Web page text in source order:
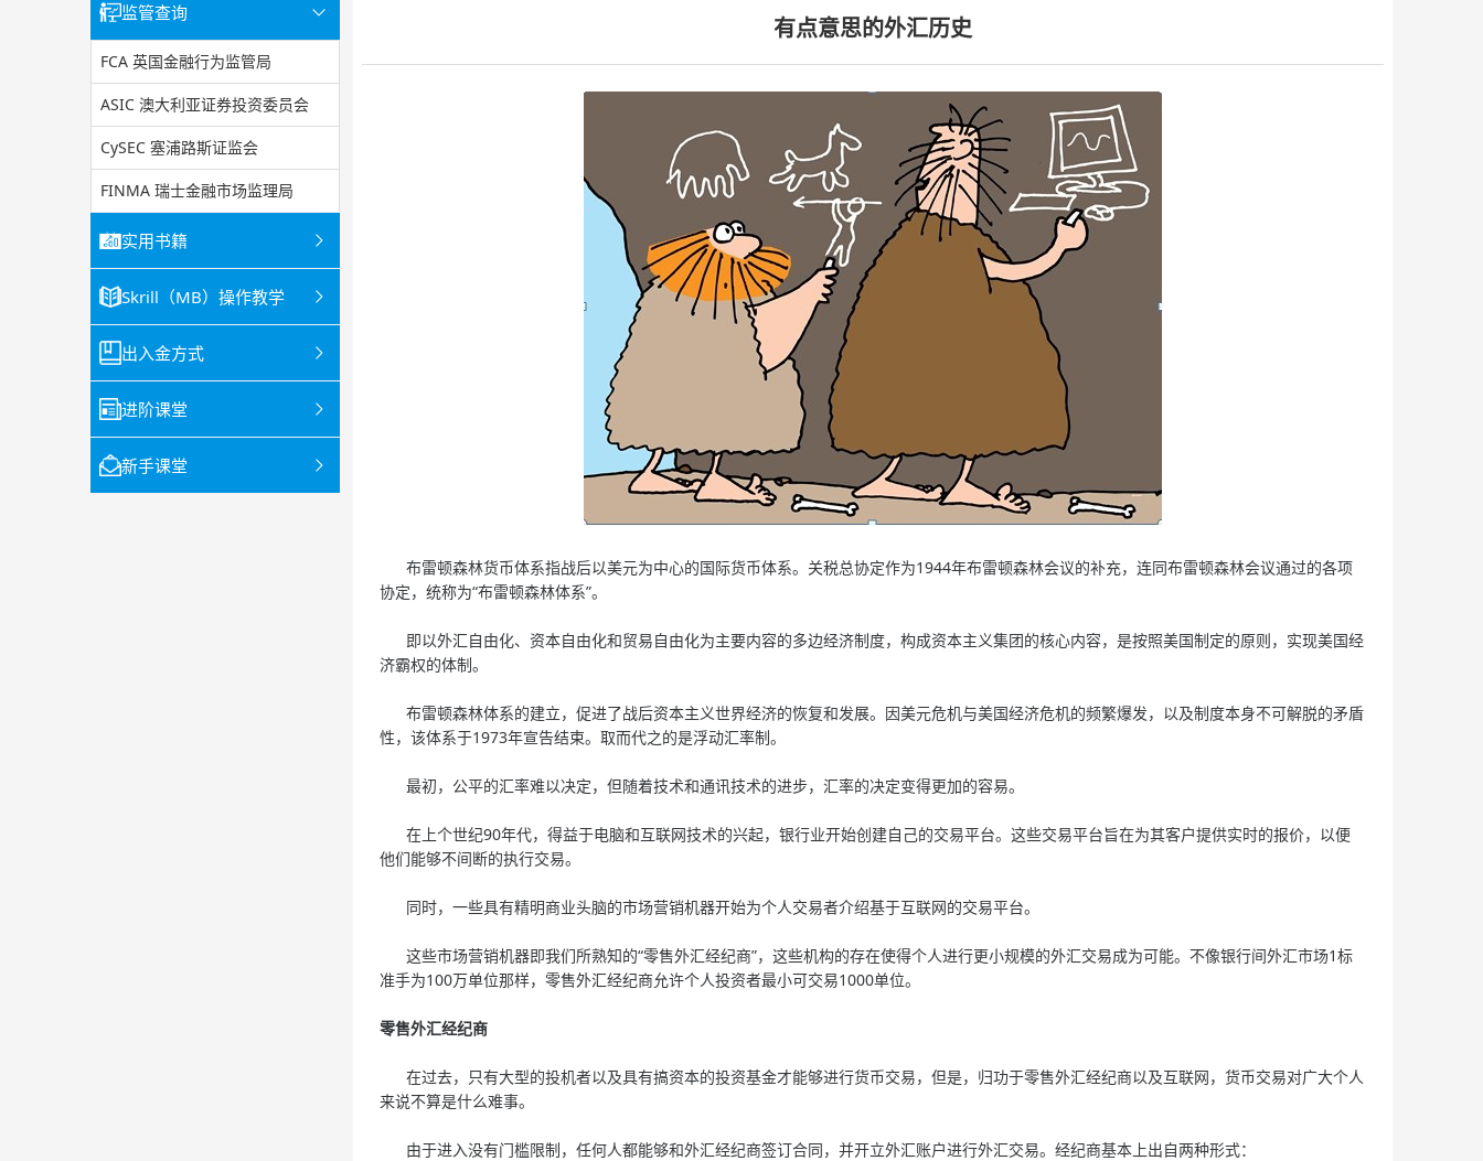
监管查询
FCA 英国金融行为监管局
ASIC 澳大利亚证券投资委员会
CySEC 塞浦路斯证监会
FINMA 瑞士金融市场监理局
实用书籍
Skrill（MB）操作教学
出入金方式
进阶课堂
新手课堂
有点意思的外汇历史
布雷顿森林货币体系指战后以美元为中心的国际货币体系。关税总协定作为1944年布雷顿森林会议的补充，连同布雷顿森林会议通过的各项
协定，统称为“布雷顿森林体系”。
即以外汇自由化、资本自由化和贸易自由化为主要内容的多边经济制度，构成资本主义集团的核心内容，是按照美国制定的原则，实现美国经
济霸权的体制。
布雷顿森林体系的建立，促进了战后资本主义世界经济的恢复和发展。因美元危机与美国经济危机的频繁爆发，以及制度本身不可解脱的矛盾
性，该体系于1973年宣告结束。取而代之的是浮动汇率制。
最初，公平的汇率难以决定，但随着技术和通讯技术的进步，汇率的决定变得更加的容易。
在上个世纪90年代，得益于电脑和互联网技术的兴起，银行业开始创建自己的交易平台。这些交易平台旨在为其客户提供实时的报价，以便
他们能够不间断的执行交易。
同时，一些具有精明商业头脑的市场营销机器开始为个人交易者介绍基于互联网的交易平台。
这些市场营销机器即我们所熟知的“零售外汇经纪商”，这些机构的存在使得个人进行更小规模的外汇交易成为可能。不像银行间外汇市场1标
准手为100万单位那样，零售外汇经纪商允许个人投资者最小可交易1000单位。
零售外汇经纪商
在过去，只有大型的投机者以及具有搞资本的投资基金才能够进行货币交易，但是，归功于零售外汇经纪商以及互联网，货币交易对广大个人
来说不算是什么难事。
由于进入没有门槛限制，任何人都能够和外汇经纪商签订合同，并开立外汇账户进行外汇交易。经纪商基本上出自两种形式：